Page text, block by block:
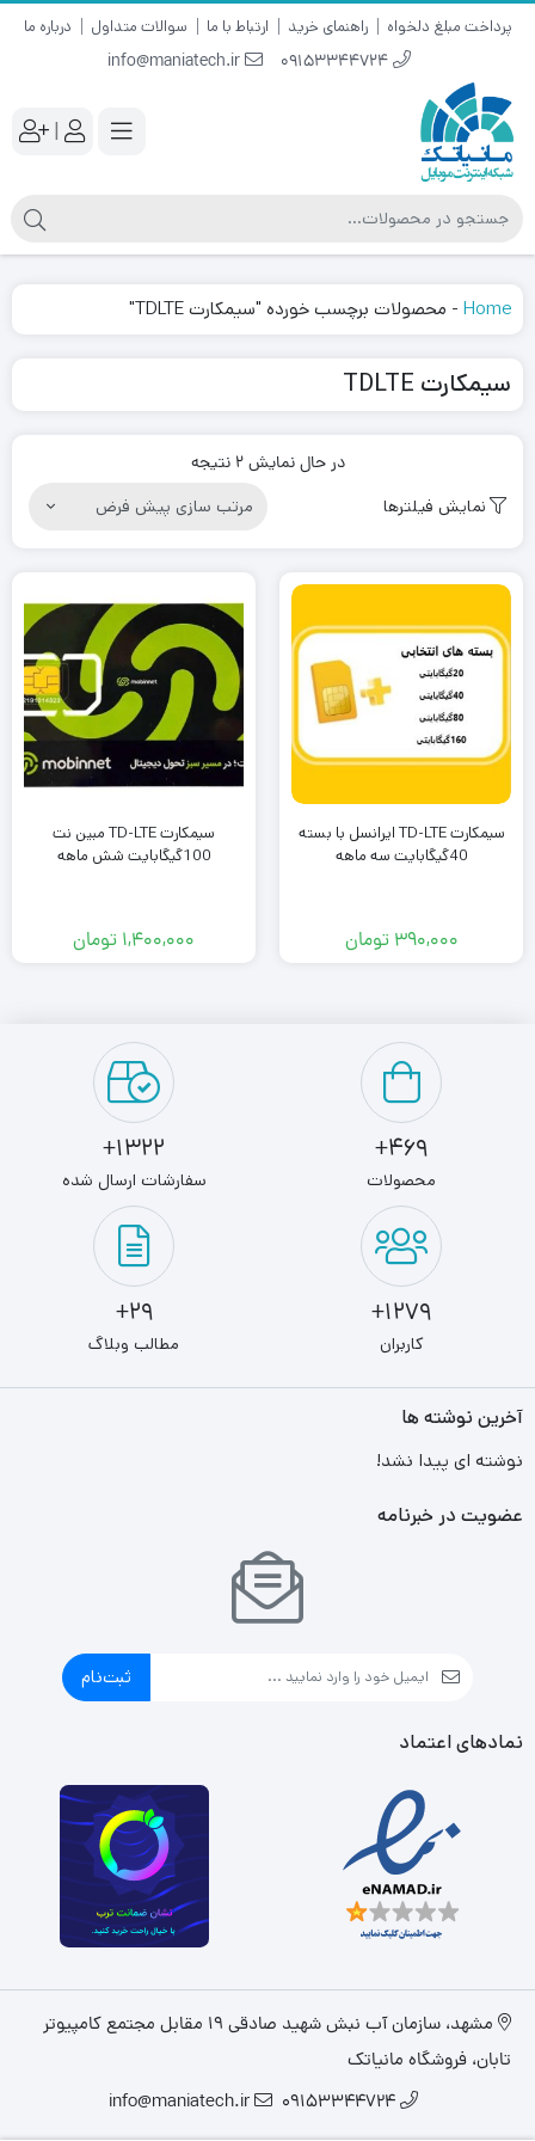
پرداخت مبلغ دلخواه راهنمای خرید ارتباط با ما سوالات متداول درباره ما
09153344724
info@maniatech.ir
|
Home
- محصولات برچسب خورده "سیمکارت TDLTE"
سیمکارت TDLTE
در حال نمایش 2 نتیجه
نمایش فیلترها
سیمکارت TD-LTE ایرانسل با بسته
40گیگابایت سه ماهه
۳۹۰,۰۰۰ تومان
سیمکارت TD-LTE مبین نت
100گیگابایت شش ماهه
۱,۴۰۰,۰۰۰ تومان
469+
محصولات
1322+
سفارشات ارسال شده
1279+
کاربران
29+
مطالب وبلاگ
آخرین نوشته ها
نوشته ای پیدا نشد!
عضویت در خبرنامه
ثبت‌نام
نمادهای اعتماد
مشهد، سازمان آب نبش شهید صادقی 19 مقابل مجتمع کامپیوتر
تابان، فروشگاه مانیاتک
09153344724
info@maniatech.ir